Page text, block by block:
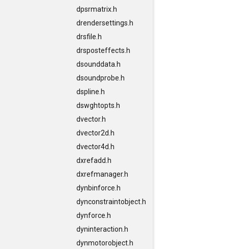
dpsrmatrix.h
drendersettings.h
drsfile.h
drsposteffects.h
dsounddata.h
dsoundprobe.h
dspline.h
dswghtopts.h
dvector.h
dvector2d.h
dvector4d.h
dxrefadd.h
dxrefmanager.h
dynbinforce.h
dynconstraintobject.h
dynforce.h
dyninteraction.h
dynmotorobject.h